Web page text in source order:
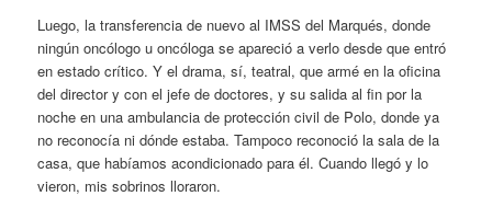
Luego, la transferencia de nuevo al IMSS del Marqués, donde
ningún oncólogo u oncóloga se apareció a verlo desde que entró
en estado crítico. Y el drama, sí, teatral, que armé en la oficina
del director y con el jefe de doctores, y su salida al fin por la
noche en una ambulancia de protección civil de Polo, donde ya
no reconocía ni dónde estaba. Tampoco reconoció la sala de la
casa, que habíamos acondicionado para él. Cuando llegó y lo
vieron, mis sobrinos lloraron.